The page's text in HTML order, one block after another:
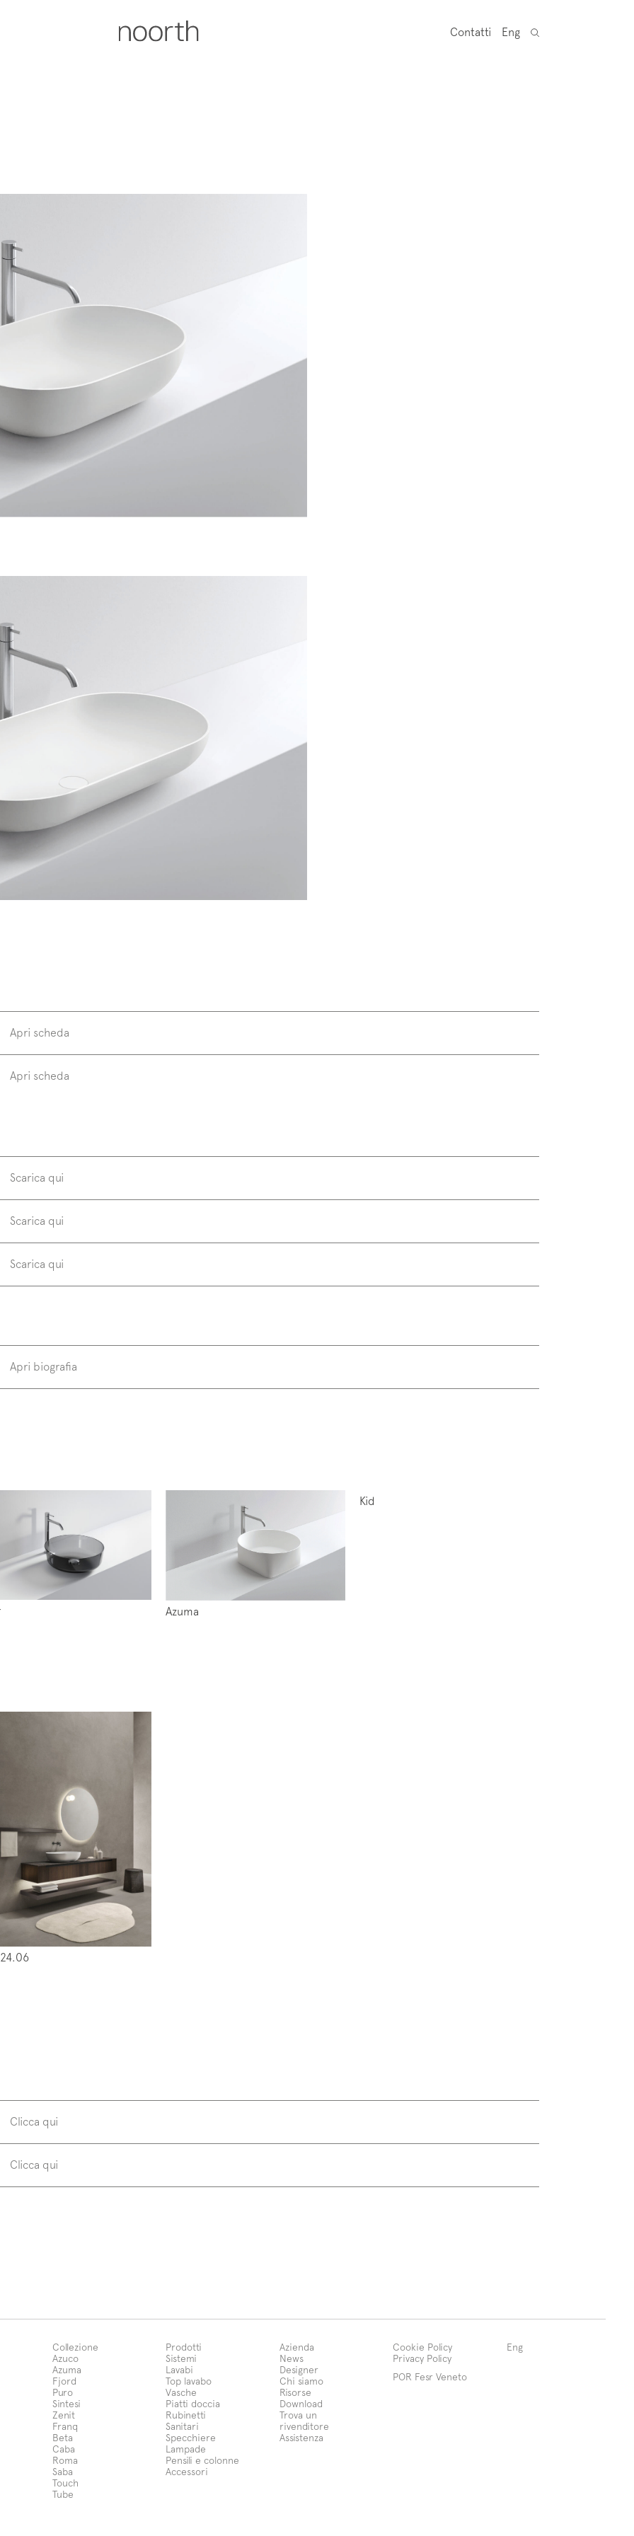
Contatti Eng
alla mailing list
Apri scheda
Apri scheda
sillmatt
esterno, esterno + interno
Scarica qui
Scarica qui
Scarica qui
Apri biografia
Michele Marcon (Treviso, 1970) ha frequentato corsi di arti grafiche e di
Azuma
Kid
Clicca qui
Clicca qui
Collezione
Azuco
Azuma
Fjord
Puro
Sintesi
Zenit
Franq
Beta
Caba
Roma
Saba
Touch
Tube
Prodotti
Sistemi
Lavabi
Top lavabo
Vasche
Piatti doccia
Rubinetti
Sanitari
Specchiere
Lampade
Pensili e colonne
Accessori
Azienda
News
Designer
Chi siamo
Risorse
Download
Trova un
rivenditore
Assistenza
Cookie Policy
Privacy Policy
POR Fesr Veneto
Eng